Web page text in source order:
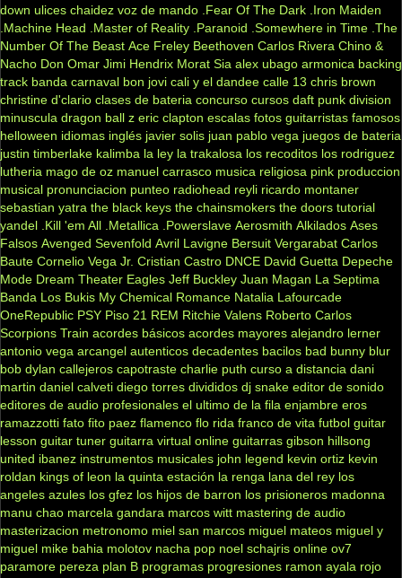
down ulices chaidez voz de mando .Fear Of The Dark .Iron Maiden
.Machine Head
.Master of Reality .Paranoid .Somewhere in Time .The
Number Of The Beast Ace Freley Beethoven Carlos Rivera Chino &
Nacho Don Omar Jimi Hendrix Morat Sia alex ubago armonica backing
track banda carnaval bon jovi cali y el dandee calle 13 chris brown
christine d'clario clases de bateria concurso cursos daft punk division
minuscula dragon ball z eric clapton escalas fotos guitarristas famosos
helloween idiomas inglés javier solis juan pablo vega juegos de bateria
justin timberlake kalimba la ley la trakalosa los recoditos los rodriguez
lutheria mago de oz manuel carrasco musica religiosa pink produccion
musical pronunciacion punteo radiohead reyli ricardo montaner
sebastian yatra the black keys the chainsmokers the doors tutorial
yandel .Kill 'em All .Metallica .Powerslave Aerosmith Alkilados Ases
Falsos Avenged Sevenfold Avril Lavigne Bersuit Vergarabat Carlos
Baute Cornelio Vega Jr. Cristian Castro DNCE David Guetta Depeche
Mode Dream Theater Eagles Jeff Buckley Juan Magan La Septima
Banda Los Bukis My Chemical Romance Natalia Lafourcade
OneRepublic PSY Piso 21 REM Ritchie Valens Roberto Carlos
Scorpions Train acordes básicos acordes mayores alejandro lerner
antonio vega arcangel autenticos decadentes bacilos bad bunny blur
bob dylan callejeros capotraste charlie puth curso a distancia dani
martin daniel calveti diego torres divididos dj snake editor de sonido
editores de audio profesionales el ultimo de la fila enjambre eros
ramazzotti fato fito paez flamenco flo rida franco de vita futbol guitar
lesson guitar tuner guitarra virtual online guitarras gibson hillsong
united ibanez instrumentos musicales john legend kevin ortiz kevin
roldan kings of leon la quinta estación la renga lana del rey los
angeles azules los gfez los hijos de barron los prisioneros madonna
manu chao marcela gandara marcos witt mastering de audio
masterizacion metronomo miel san marcos miguel mateos miguel y
miguel mike bahia molotov nacha pop noel schajris online ov7
paramore pereza plan B programas progresiones ramon ayala rojo